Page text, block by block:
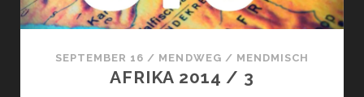
SEPTEMBER 16 / MENDWEG / MENDMISCH
AFRIKA 2014 / 3